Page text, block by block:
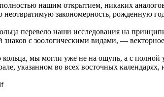
нашим открытием, никаких
закономерность, рожденную
перевело наши исследования на
знаков с зоологическими видами, —
кольца, мы могли уже не на ощупь, а с
указанном во всех восточных